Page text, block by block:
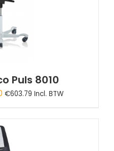
Puls 8010
Huidige
€499.00.
€603.79 Incl. BTW